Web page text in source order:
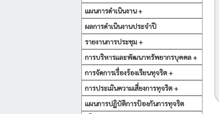
แผนการดำเนินงาน +
ผลการดำเนินงานประจำปี
รายงานการประชุม +
การบริหารและพัฒนาทรัพยากรบุคคล +
การจัดการเรื่องร้องเรียนทุจริต +
การประเมินความเสี่ยงการทุจริต +
แผนการปฏิบัติการป้องกันการทุจริต